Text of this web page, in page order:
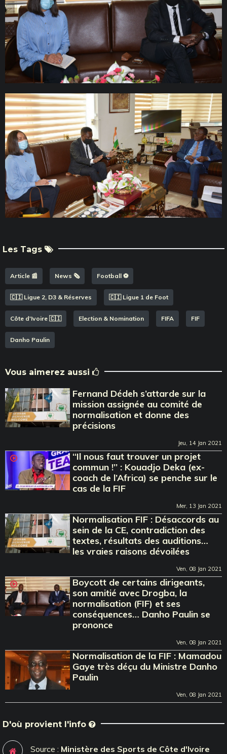
Les Tags
Article 📰 News 🗞️ Football ⚽️
🇨🇮 Ligue 2, D3 & Réserves 🇨🇮 Ligue 1 de Foot
Côte d'Ivoire 🇨🇮 Election & Nomination FIFA FIF
Danho Paulin
Vous aimerez aussi
Fernand Dédeh s’attarde sur la
mission assignée au comité de
normalisation et donne des
précisions
Jeu, 14 Jan 2021
‘‘Il nous faut trouver un projet
commun !’’ : Kouadjo Deka (ex-
coach de l’Africa) se penche sur le
cas de la FIF
Mer, 13 Jan 2021
Normalisation FIF : Désaccords au
sein de la CE, contradiction des
textes, résultats des auditions…
les vraies raisons dévoilées
Ven, 08 Jan 2021
Boycott de certains dirigeants,
son amitié avec Drogba, la
normalisation (FIF) et ses
conséquences… Danho Paulin se
prononce
Ven, 08 Jan 2021
Normalisation de la FIF : Mamadou
Gaye très déçu du Ministre Danho
Paulin
Ven, 08 Jan 2021
D'où provient l'info
Source : Ministère des Sports de Côte d'Ivoire